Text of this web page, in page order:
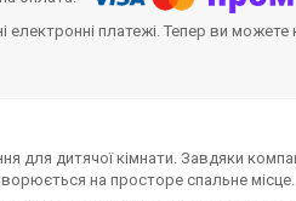
електронні платежі. Тепер ви
для дитячої кімнати. Завдяки
на просторе спальне місце.